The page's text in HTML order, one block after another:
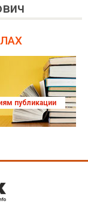
публикации